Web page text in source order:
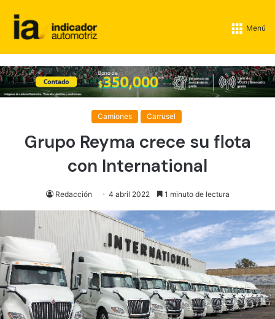
Menú
Camiones Carrusel
Grupo Reyma crece su flota
con International
Redacción 4 abril 2022 1 minuto de lectura